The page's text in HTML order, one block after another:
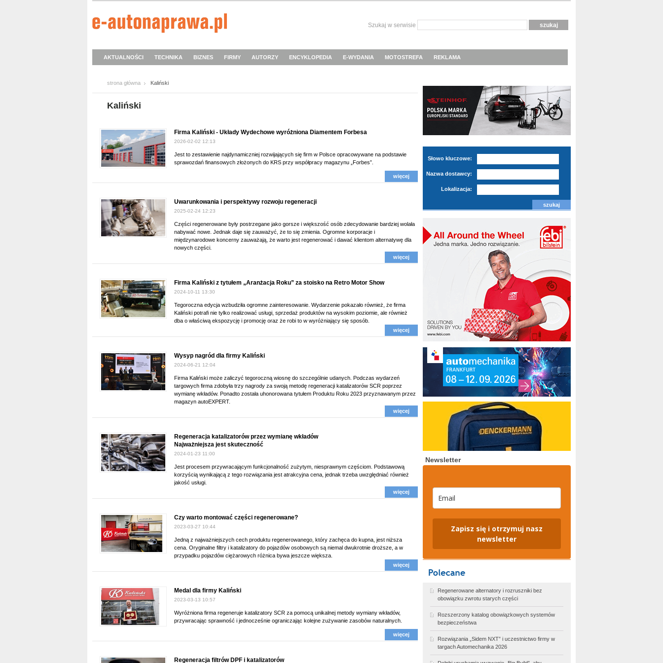
Szukaj w serwisie
AKTUALNOŚCI TECHNIKA BIZNES FIRMY AUTORZY ENCYKLOPEDIA E-WYDANIA MOTOSTREFA REKLAMA
strona główna Kaliński
Kaliński
Firma Kaliński - Układy Wydechowe wyróżniona Diamentem Forbesa
2026-02-02 12:13
Jest to zestawienie najdynamiczniej rozwijających się firm w Polsce opracowywane na podstawie
sprawozdań finansowych złożonych do KRS przy współpracy magazynu „Forbes”.
więcej
Uwarunkowania i perspektywy rozwoju regeneracji
2025-02-24 12:23
Części regenerowane były postrzegane jako gorsze i większość osób zdecydowanie bardziej wolała
nabywać nowe. Jednak daje się zauważyć, że to się zmienia. Ogromne korporacje i
międzynarodowe koncerny zauważają, że warto jest regenerować i dawać klientom alternatywę dla
nowych części.
więcej
Firma Kaliński z tytułem „Aranżacja Roku” za stoisko na Retro Motor Show
2024-10-11 13:30
Tegoroczna edycja wzbudziła ogromne zainteresowanie. Wydarzenie pokazało również, że firma
Kaliński potrafi nie tylko realizować usługi, sprzedaż produktów na wysokim poziomie, ale również
dba o właściwą ekspozycję i promocję oraz że robi to w wyróżniający się sposób.
więcej
Wysyp nagród dla firmy Kaliński
2024-06-21 12:04
Firma Kaliński może zaliczyć tegoroczną wiosnę do szczególnie udanych. Podczas wydarzeń
targowych firma zdobyła trzy nagrody za swoją metodę regeneracji katalizatorów SCR poprzez
wymianę wkładów. Ponadto została uhonorowana tytułem Produktu Roku 2023 przyznawanym przez
magazyn autoEXPERT.
więcej
Regeneracja katalizatorów przez wymianę wkładów
Najważniejsza jest skuteczność
2024-01-23 11:00
Jest procesem przywracającym funkcjonalność zużytym, niesprawnym częściom. Podstawową
korzyścią wynikającą z tego rozwiązania jest atrakcyjna cena, jednak trzeba uwzględniać również
jakość usługi.
więcej
Czy warto montować części regenerowane?
2023-03-27 10:44
Jedną z najważniejszych cech produktu regenerowanego, który zachęca do kupna, jest niższa
cena. Oryginalne filtry i katalizatory do pojazdów osobowych są niemal dwukrotnie droższe, a w
przypadku pojazdów ciężarowych różnica bywa jeszcze większa.
więcej
Medal dla firmy Kaliński
2023-03-13 10:57
Wyróżniona firma regeneruje katalizatory SCR za pomocą unikalnej metody wymiany wkładów,
przywracając sprawność i jednocześnie ograniczając kolejne zużywanie zasobów naturalnych.
więcej
Regeneracja filtrów DPF i katalizatorów
Słowo kluczowe:
Nazwa dostawcy:
Lokalizacja:
Newsletter
Zapisz się i otrzymuj nasz
newsletter
Regenerowane alternatory i rozruszniki bez
obowiązku zwrotu starych części
Rozszerzony katalog obowiązkowych systemów
bezpieczeństwa
Rozwiązania „Sidem NXT” i uczestnictwo firmy w
targach Automechanika 2026